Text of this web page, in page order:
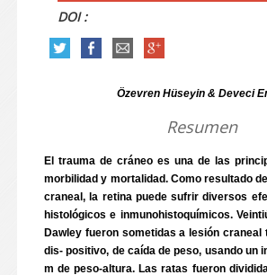
DOI :
Özevren Hüseyin & Deveci
Resumen
El trauma de cráneo es una de las
morbilidad y mortalidad. Como resultado
craneal, la retina puede sufrir diversos
histológicos e inmunohistoquímicos.
Dawley fueron sometidas a lesión craneal
dis- positivo, de caída de peso, usando un
m de peso-altura. Las ratas fueron